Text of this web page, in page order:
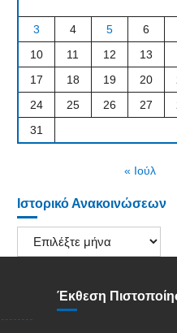
3
4 5 6
10
11 12 13
17
18 19 20
24
25 26 27
31
« Ιούλ
Ιστορικό Ανακοινώσεων
Ιστορικό
Ανακοινώσεων
Έκθεση